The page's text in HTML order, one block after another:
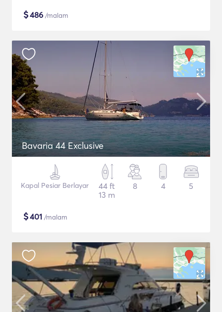
$486 /malam
Bavaria 44 Exclusive
Kapal Pesiar Berlayar
44 ft
13 m
8 4 5
$401 /malam